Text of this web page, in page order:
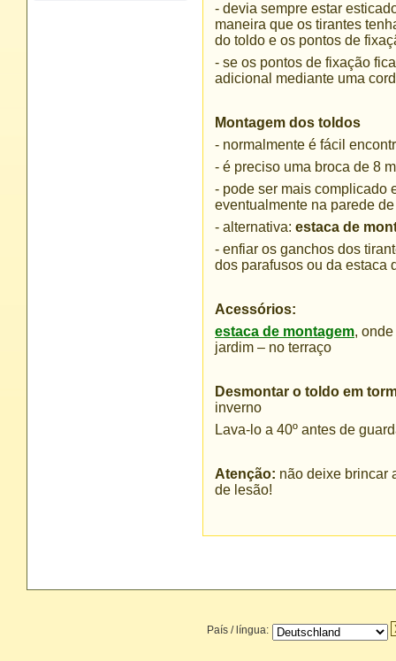
- devia sempre estar
maneira que os tirantes
do toldo e os pontos de
- se os pontos de fixação
adicional mediante uma
Montagem dos toldos
- normalmente é fácil
- é preciso uma broca de 8
- pode ser mais complicado
eventualmente na parede
- alternativa: estaca de
- enfiar os ganchos dos
dos parafusos ou da estaca
Acessórios:
estaca de montagem,
jardim – no terraço
Desmontar o toldo em
inverno
Lava-lo a 40º antes de
Atenção: não deixe brincar
de lesão!
País / língua: